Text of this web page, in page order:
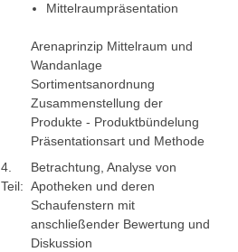
Mittelraumpräsentation
Arenaprinzip Mittelraum und
Wandanlage
Sortimentsanordnung
Zusammenstellung der
Produkte - Produktbündelung
Präsentationsart und Methode
4.
Teil:
Betrachtung, Analyse von
Apotheken und deren
Schaufenstern mit
anschließender Bewertung und
Diskussion